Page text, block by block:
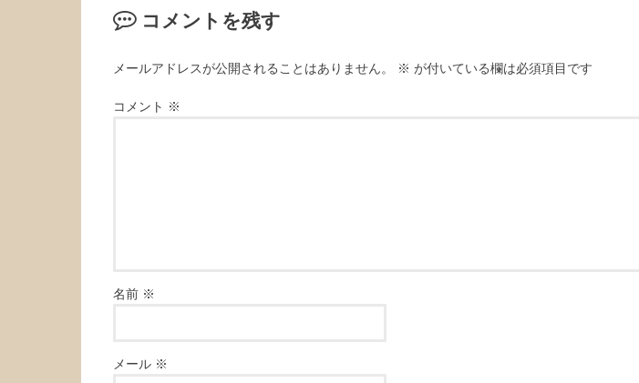
コメントを残す
メールアドレスが公開されることはありません。 ※ が付いている欄は必須項目です
コメント ※
名前 ※
メール ※